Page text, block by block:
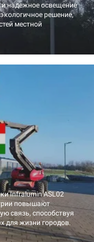
надежное освещение
решение,
местной
Infralumin ASL02
повышают
связь, способствуя
для жизни городов.